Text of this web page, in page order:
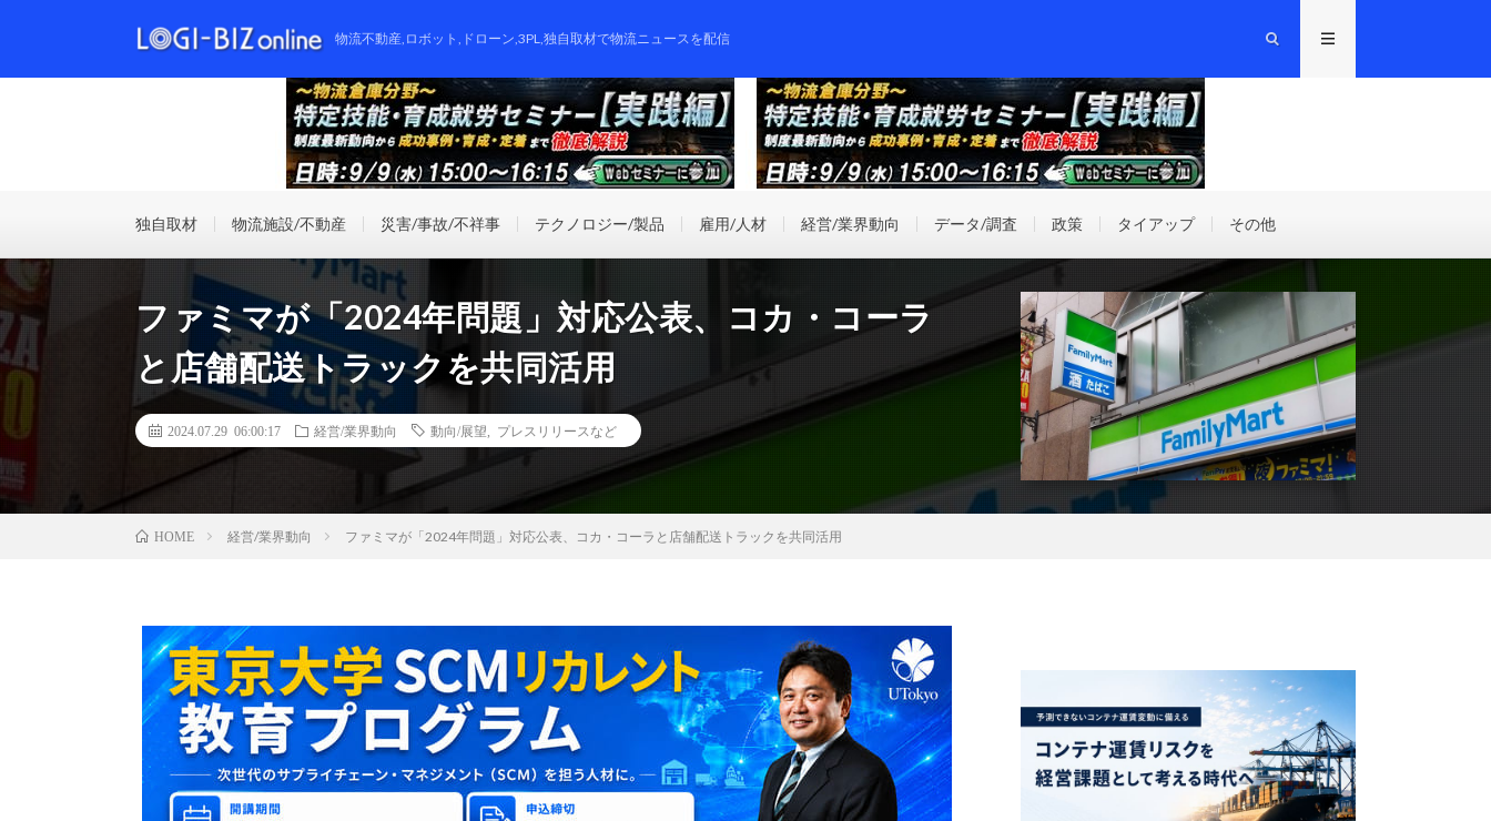
物流不動産,ロボット,ドローン,3PL,独自取材で物流ニュースを配信
独自取材 物流施設/不動産 災害/事故/不祥事 テクノロジー/製品 雇用/人材 経営/業界動向 データ/調査 政策 タイアップ その他
ファミマが「2024年問題」対応公表、コカ・コーラ
と店舗配送トラックを共同活用
2024.07.29 06:00:17 経営/業界動向 動向/展望 プレスリリースなど
HOME 経営/業界動向 ファミマが「2024年問題」対応公表、コカ・コーラと店舗配送トラックを共同活用